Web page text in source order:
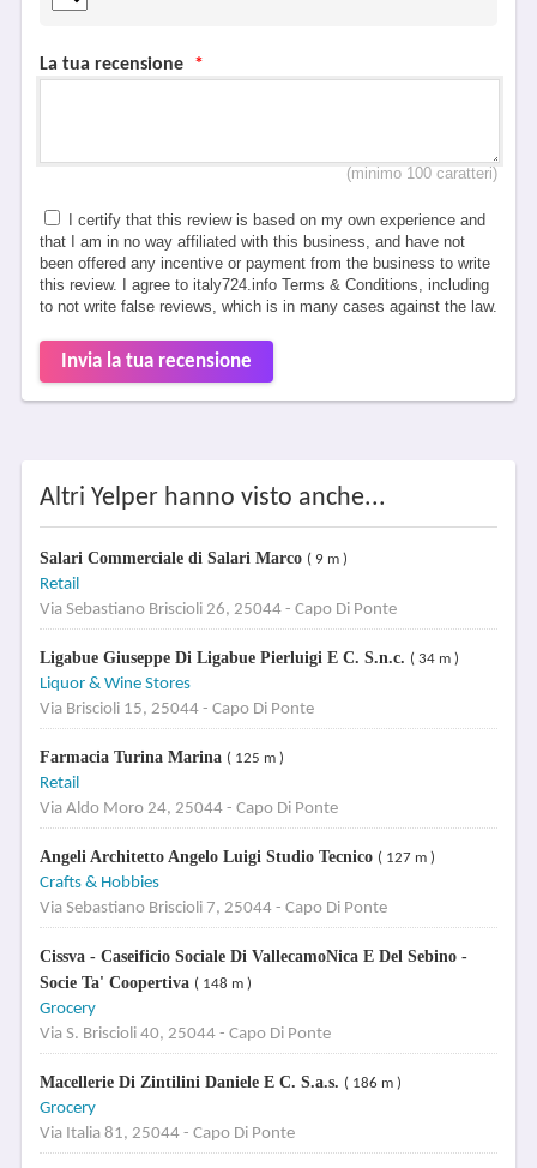
La tua recensione *
(minimo 100 caratteri)
I certify that this review is based on my own experience and
that I am in no way affiliated with this business, and have not
been offered any incentive or payment from the business to write
this review. I agree to italy724.info Terms & Conditions, including
to not write false reviews, which is in many cases against the law.
Invia la tua recensione
Altri Yelper hanno visto anche...
Salari Commerciale di Salari Marco ( 9 m )
Retail
Via Sebastiano Briscioli 26, 25044 - Capo Di Ponte
Ligabue Giuseppe Di Ligabue Pierluigi E C. S.n.c. ( 34 m )
Liquor & Wine Stores
Via Briscioli 15, 25044 - Capo Di Ponte
Farmacia Turina Marina ( 125 m )
Retail
Via Aldo Moro 24, 25044 - Capo Di Ponte
Angeli Architetto Angelo Luigi Studio Tecnico ( 127 m )
Crafts & Hobbies
Via Sebastiano Briscioli 7, 25044 - Capo Di Ponte
Cissva - Caseificio Sociale Di VallecamoNica E Del Sebino -
Socie Ta' Coopertiva ( 148 m )
Grocery
Via S. Briscioli 40, 25044 - Capo Di Ponte
Macellerie Di Zintilini Daniele E C. S.a.s. ( 186 m )
Grocery
Via Italia 81, 25044 - Capo Di Ponte